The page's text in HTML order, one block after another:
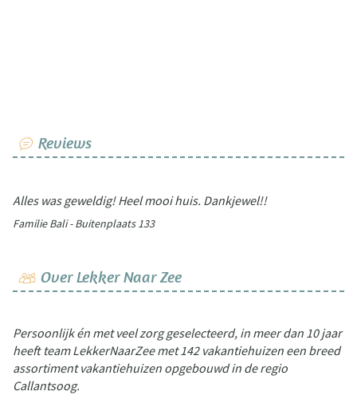
Reviews
Alles was geweldig! Heel mooi huis. Dankjewel!!
Familie Bali - Buitenplaats 133
Over Lekker Naar Zee
Persoonlijk én met veel zorg geselecteerd, in meer dan 10 jaar
heeft team LekkerNaarZee met 142 vakantiehuizen een breed
assortiment vakantiehuizen opgebouwd in de regio
Callantsoog.